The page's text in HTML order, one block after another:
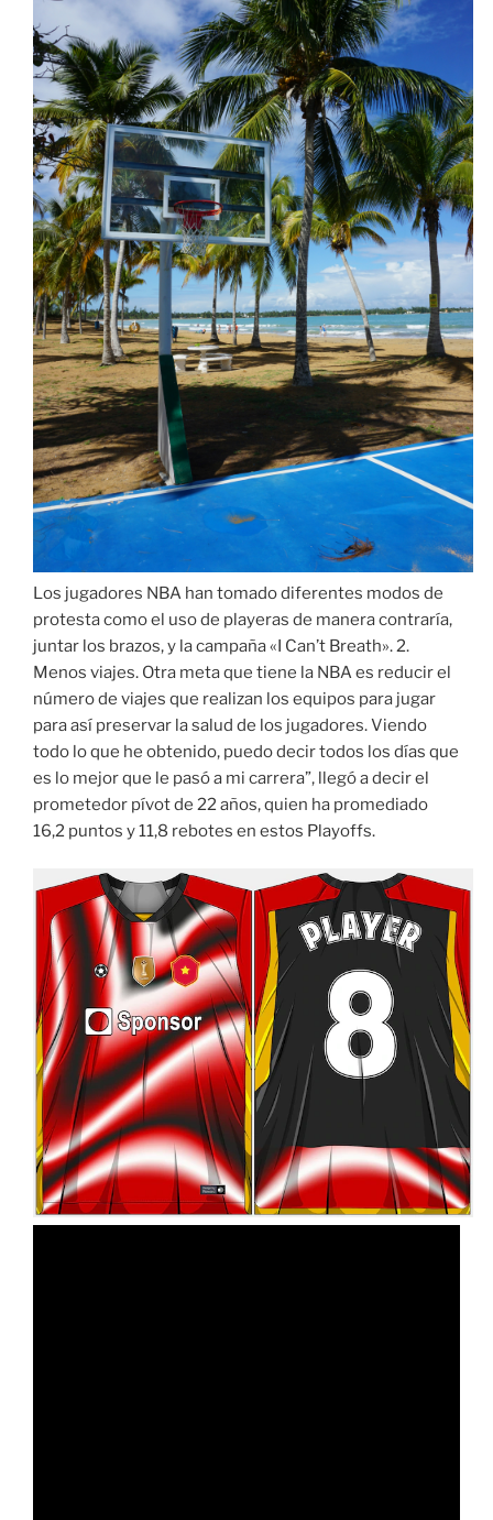
Los jugadores NBA han tomado diferentes modos de
protesta como el uso de playeras de manera contraría,
juntar los brazos, y la campaña «I Can’t Breath». 2.
Menos viajes. Otra meta que tiene la NBA es reducir el
número de viajes que realizan los equipos para jugar
para así preservar la salud de los jugadores. Viendo
todo lo que he obtenido, puedo decir todos los días que
es lo mejor que le pasó a mi carrera”, llegó a decir el
prometedor pívot de 22 años, quien ha promediado
16,2 puntos y 11,8 rebotes en estos Playoffs.